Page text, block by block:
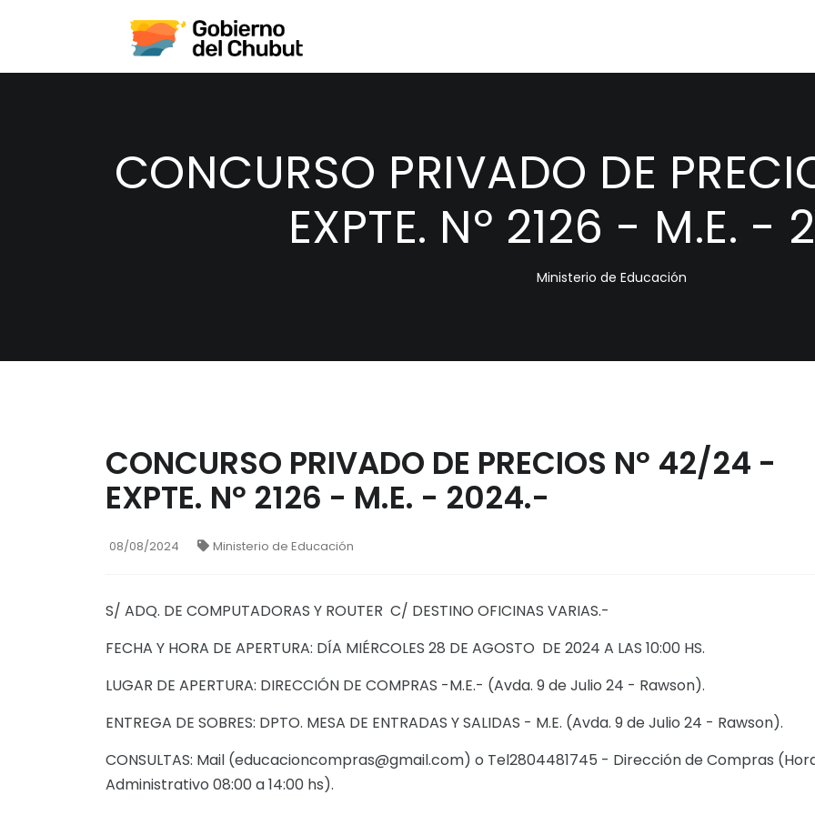
CONCURSO PRIVADO DE
EXPTE. Nº 2126 - M.E. -
Ministerio de Educación
CONCURSO PRIVADO DE PRECIOS Nº 42/24 -
EXPTE. Nº 2126 - M.E. - 2024.-
08/08/2024 Ministerio de Educación
S/ ADQ. DE COMPUTADORAS Y ROUTER C/ DESTINO OFICINAS VARIAS.-
FECHA Y HORA DE APERTURA: DÍA MIÉRCOLES 28 DE AGOSTO DE 2024 A LAS 10:00 HS.
LUGAR DE APERTURA: DIRECCIÓN DE COMPRAS -M.E.- (Avda. 9 de Julio 24 - Rawson).
ENTREGA DE SOBRES: DPTO. MESA DE ENTRADAS Y SALIDAS - M.E. (Avda. 9 de Julio 24 - Rawson).
CONSULTAS: Mail (educacioncompras@gmail.com) o Tel2804481745 - Dirección de Compras
Administrativo 08:00 a 14:00 hs).